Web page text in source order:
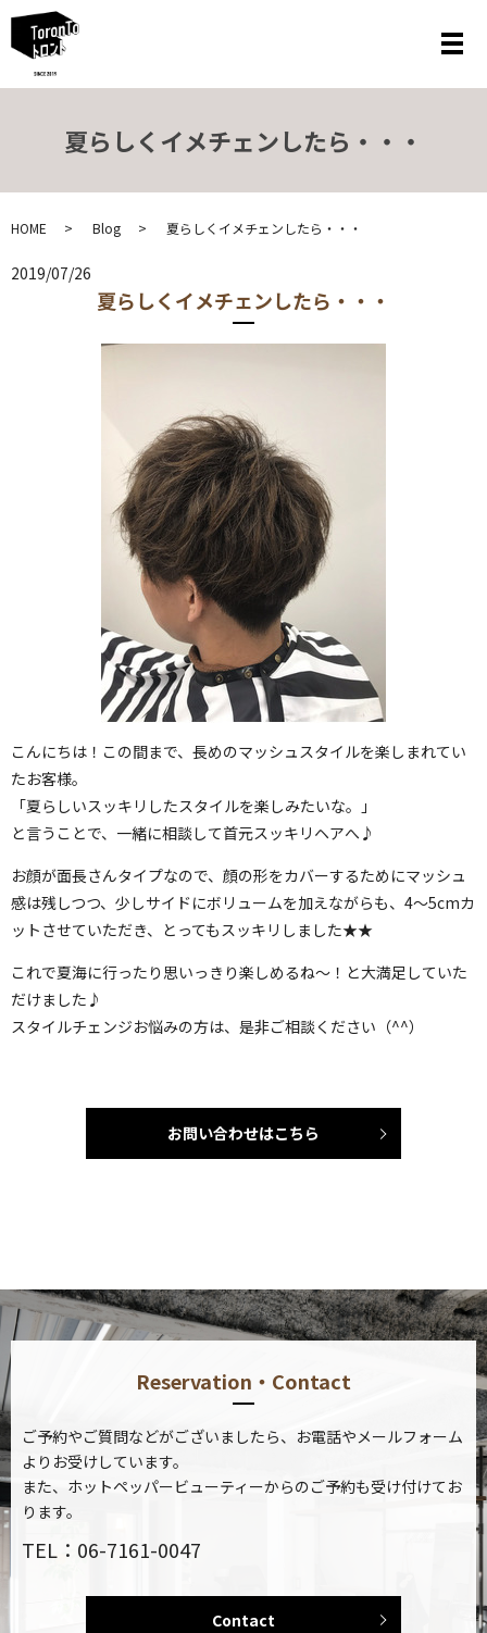
メ
夏らしくイメチェンしたら・・・
HOME Blog 夏らしくイメチェンしたら・・・
2019/07/26
夏らしくイメチェンしたら・・・
こんにちは！この間まで、長めのマッシュスタイルを楽しまれてい
たお客様。
「夏らしいスッキリしたスタイルを楽しみたいな。」
と言うことで、一緒に相談して首元スッキリヘアへ♪
お顔が面長さんタイプなので、顔の形をカバーするためにマッシュ
感は残しつつ、少しサイドにボリュームを加えながらも、4～5cmカ
ットさせていただき、とってもスッキリしました★★
これで夏海に行ったり思いっきり楽しめるね～！と大満足していた
だけました♪
スタイルチェンジお悩みの方は、是非ご相談ください（^^）
お問い合わせはこちら
Reservation・Contact
ご予約やご質問などがございましたら、お電話やメールフォーム
よりお受けしています。
また、ホットペッパービューティーからのご予約も受け付けてお
ります。
TEL：06-7161-0047
Contact